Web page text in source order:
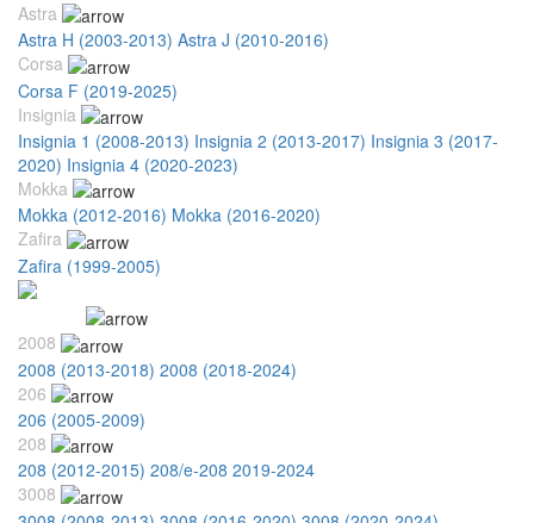
Astra
Astra H (2003-2013) Astra J (2010-2016)
Corsa
Corsa F (2019-2025)
Insignia
Insignia 1 (2008-2013) Insignia 2 (2013-2017) Insignia 3 (2017-
2020) Insignia 4 (2020-2023)
Mokka
Mokka (2012-2016) Mokka (2016-2020)
Zafira
Zafira (1999-2005)
2008
2008 (2013-2018) 2008 (2018-2024)
206
206 (2005-2009)
208
208 (2012-2015) 208/e-208 2019-2024
3008